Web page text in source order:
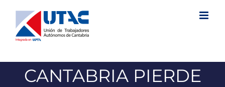
contenido
CANTABRIA PIERDE